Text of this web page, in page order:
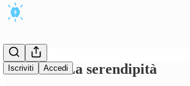
Iscriviti Accedi
#1/2023 - La serendipità